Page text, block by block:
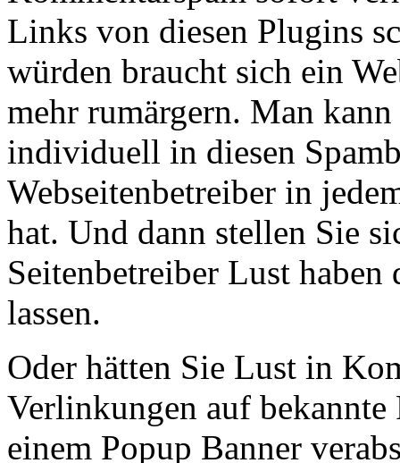
Links von diesen Plugins
würden braucht sich ein
mehr rumärgern. Man
individuell in diesen
Webseitenbetreiber in
hat. Und dann stellen Sie
Seitenbetreiber Lust haben
lassen.
Oder hätten Sie Lust in
Verlinkungen auf
einem Popup Banner